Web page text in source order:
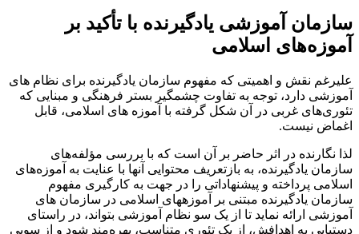
سازمان آموزشی یادگیرنده با تأکید بر
آموزه‌های اسلامی
علی­رغم نقش و اهمیتی که مفهوم سازمان یادگیرنده برای نظام­ های
آموزشی دارد، توجه به تفاوت چشمگیر بستر فرهنگی و مبنایی که
تئوری‌های غربی در آن شکل گرفته با آموزه ­های اسلامی، قابل
اغماض نیست.
لذا نگارنده در اثر حاضر بر آن است که با بررسی مؤلفه‌های
سازمان یادگیرنده، به بازتعریف محتوایی آنها با عنایت به آموزه‌های
اسلامی پرداخته و پیشنهاداتی را در جهت به کارگیری مفهوم
سازمان یادگیرنده مبتنی بر آموزه­های اسلامی در سازمان­ های
آموزشی ارائه نماید تا از یک سو نظام آموزشی بتواند، در راستای
دستیابی به اهدافش، از یک تئوری متناسب، بهره‌مند شود و از سویی